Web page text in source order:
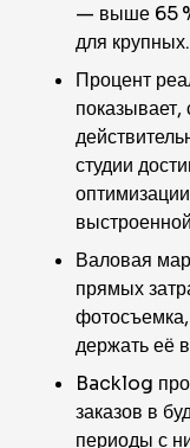
— выше 65
для крупных.
Процент
показывает,
студии
Валовая
прямых
держать её
Backlog
заказов в
периоды с